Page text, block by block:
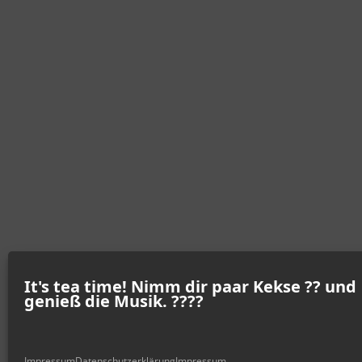
It's tea time! Nimm dir paar Kekse ?? und
genieß die Musik. ????